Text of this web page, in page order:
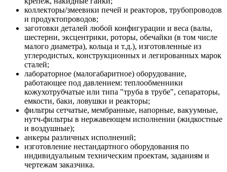
коллекторы/змеевики печей и реакторов, трубопроводов
и продуктопроводов;
заготовки деталей любой конфигурации и веса (валы,
шестерни, эксцентрики, роторы, обечайки (в том числе
малого диаметра), кольца и т.д.), изготовленные из
углеродистых, конструкционных и легированных марок
сталей;
лабораторное (малогабаритное) оборудование,
работающее под давлением: теплообменники
кожухотрубчатые или типа "труба в трубе", сепараторы,
емкости, баки, ловушки и реакторы;
фильтры сетчатые, мембранные, напорные, вакуумные,
нутч-фильтры в нержавеющем исполнении (жидкостные
и воздушные);
анкеры различных исполнений;
изготовление нестандартного оборудования по
индивидуальным техническим проектам, заданиям и
чертежам заказчика.